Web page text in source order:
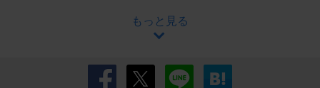
もっと見る